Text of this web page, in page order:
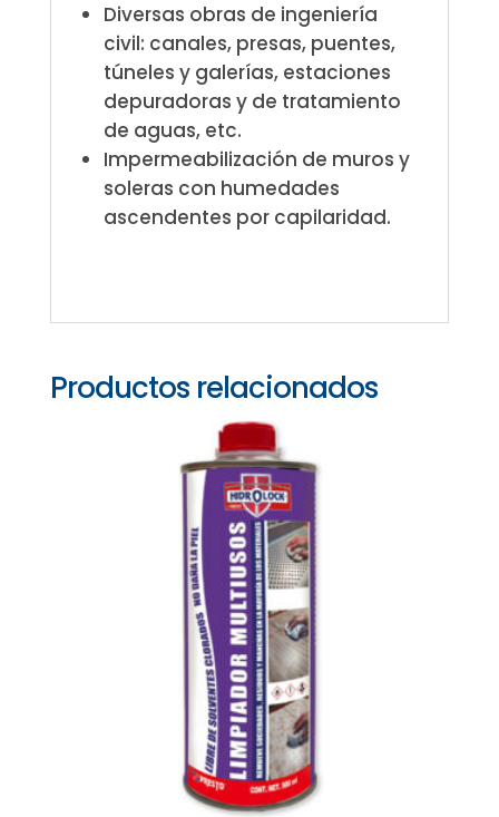
Diversas obras de ingeniería
civil: canales, presas, puentes,
túneles y galerías, estaciones
depuradoras y de tratamiento
de aguas, etc.
Impermeabilización de muros y
soleras con humedades
ascendentes por capilaridad.
Productos relacionados